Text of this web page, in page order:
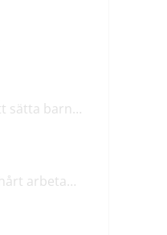
Det finns bättre alternativ än att sätta barn i fängelse
Därför talar Moderaterna om ”hårt arbetande människor”